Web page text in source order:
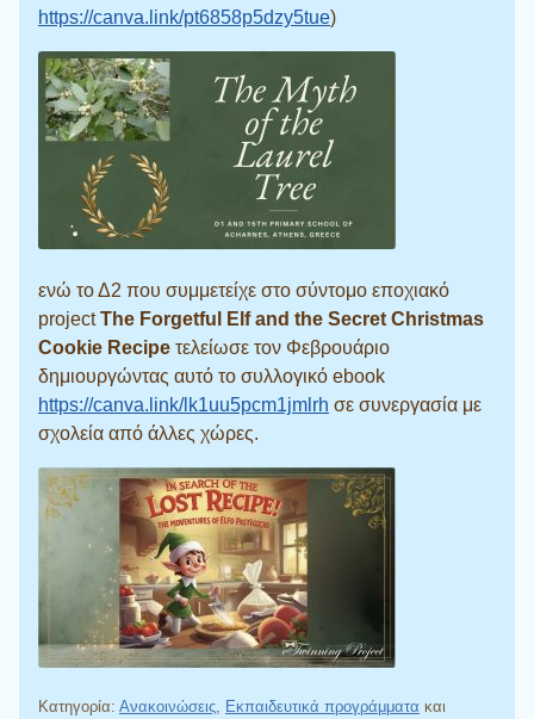
https://canva.link/pt6858p5dzy5tue)
ενώ το Δ2 που συμμετείχε στο σύντομο εποχιακό
projectThe Forgetful Elf and the Secret Christmas
Cookie Recipe τελείωσε τον Φεβρουάριο
δημιουργώντας αυτό το συλλογικό ebook
https://canva.link/lk1uu5pcm1jmlrh σε συνεργασία με
σχολεία από άλλες χώρες.
Κατηγορία: Ανακοινώσεις, Εκπαιδευτικά προγράμματα και